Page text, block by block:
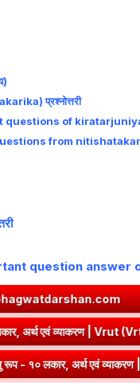
प्रश्नोत्तरी
questions of
questions from
question
➤Class 6
➤वृत् धातु रूप - १० लकार,
एवं व्याकरण | Edh Dhatu